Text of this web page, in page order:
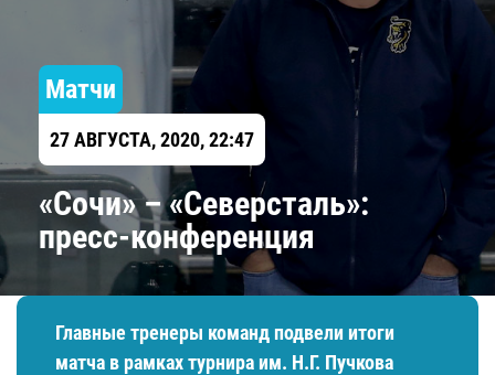
Матчи
27 АВГУСТА, 2020, 22:47
«Сочи» – «Северсталь»:
пресс-конференция
Главные тренеры команд подвели итоги
матча в рамках турнира им. Н.Г. Пучкова